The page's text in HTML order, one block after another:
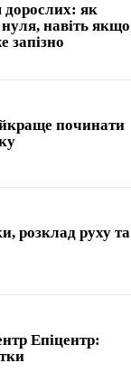
дорослих: як
навіть якщо
запізно
починати
розклад руху та
Епіцентр: